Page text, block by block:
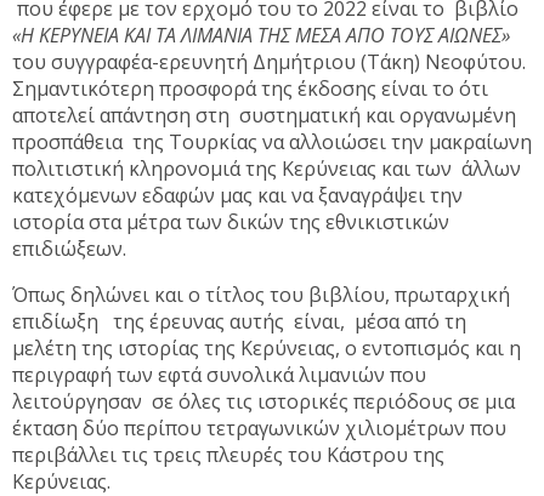
που έφερε με τον ερχομό του το 2022 είναι το βιβλίο
«HΚΕΡΥΝΕΙΑ ΚΑΙ ΤΑ ΛΙΜΑΝΙΑ ΤΗΣ ΜΕΣΑ ΑΠΟ ΤΟΥΣ ΑΙΩΝΕΣ»
του συγγραφέα-ερευνητή Δημήτριου (Τάκη) Νεοφύτου.
Σημαντικότερη προσφορά της έκδοσης είναι το ότι
αποτελεί απάντηση στη συστηματική και οργανωμένη
προσπάθεια της Τουρκίας να αλλοιώσει την μακραίωνη
πολιτιστική κληρονομιά της Κερύνειας και των άλλων
κατεχόμενων εδαφών μας και να ξαναγράψει την
ιστορία στα μέτρα των δικών της εθνικιστικών
επιδιώξεων.
Όπως δηλώνει και ο τίτλος του βιβλίου, πρωταρχική
επιδίωξη της έρευνας αυτής είναι, μέσα από τη
μελέτη της ιστορίας της Κερύνειας, ο εντοπισμός και η
περιγραφή των εφτά συνολικά λιμανιών που
λειτούργησαν σε όλες τις ιστορικές περιόδους σε μια
έκταση δύο περίπου τετραγωνικών χιλιομέτρων που
περιβάλλει τις τρεις πλευρές του Κάστρου της
Κερύνειας.